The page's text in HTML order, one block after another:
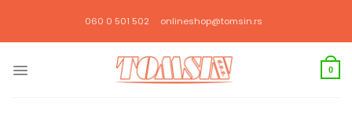
садржај
060 0 501 502 onlineshop@tomsin.rs
0